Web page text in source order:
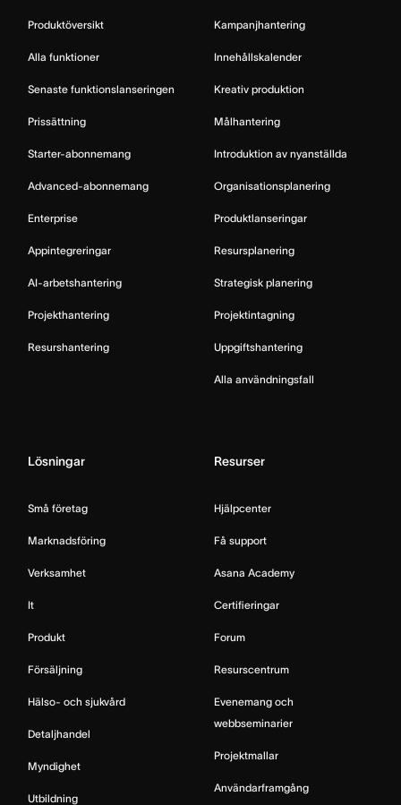
Produktöversikt
Alla funktioner
Senaste funktionslanseringen
Prissättning
Starter-abonnemang
Advanced-abonnemang
Enterprise
Appintegreringar
AI-arbetshantering
Projekthantering
Resurshantering
Kampanjhantering
Innehållskalender
Kreativ produktion
Målhantering
Introduktion av nyanställda
Organisationsplanering
Produktlanseringar
Resursplanering
Strategisk planering
Projektintagning
Uppgiftshantering
Alla användningsfall
Lösningar
Små företag
Marknadsföring
Verksamhet
It
Produkt
Försäljning
Hälso- och sjukvård
Detaljhandel
Myndighet
Utbildning
Resurser
Hjälpcenter
Få support
Asana Academy
Certifieringar
Forum
Resurscentrum
Evenemang och
webbseminarier
Projektmallar
Användarframgång